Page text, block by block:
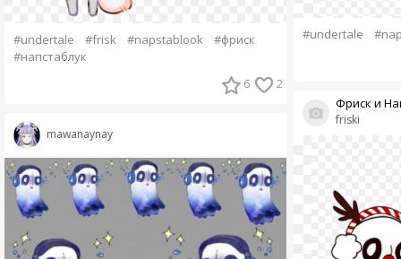
#undertale #frisk #napstablook
#фриск
#напстаблук
6 2
mawanaynay
#undertale
friski
Фриск и